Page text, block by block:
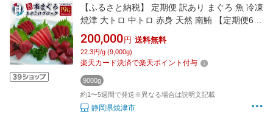
【ふるさと納税】 定期便 訳あり まぐろ 魚 冷凍
焼津 大トロ 中トロ 赤身 天然 南鮪 【定期便6
回】 訳あり南まぐろあれこれ 1.5kg以上 b200-
033
200,000 円 送料無料
22.3円/g (9,000g)
楽天カード決済で楽天ポイント付与
9000g
約1〜5週間で発送※異なる場合は説明文記載
静岡県焼津市